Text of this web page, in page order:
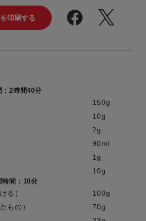
：2時間40分
150g
10g
2g
90ml
1g
10g
時間：10分
る）
100g
もの）
70g